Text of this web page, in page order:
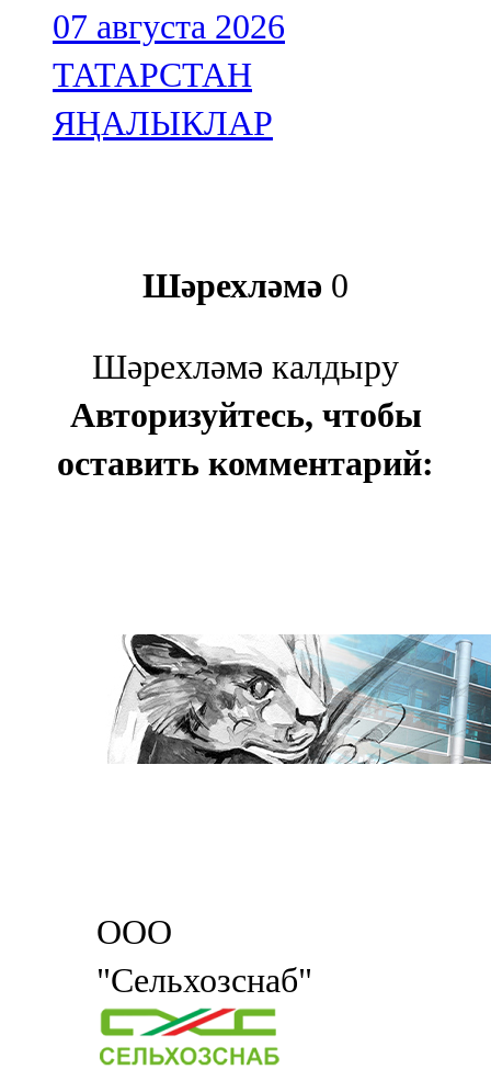
07 августа 2026
ТАТАРСТАН
ЯҢАЛЫКЛАР
Шәрехләмә 0
Шәрехләмә калдыру
Авторизуйтесь, чтобы
оставить комментарий:
ООО
"Сельхозснаб"